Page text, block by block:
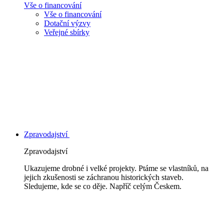
Vše o financování
Vše o financování
Dotační výzvy
Veřejné sbírky
Zpravodajství
Zpravodajství
Ukazujeme drobné i velké projekty. Ptáme se vlastníků, na
jejich zkušenosti se záchranou historických staveb.
Sledujeme, kde se co děje. Napříč celým Českem.